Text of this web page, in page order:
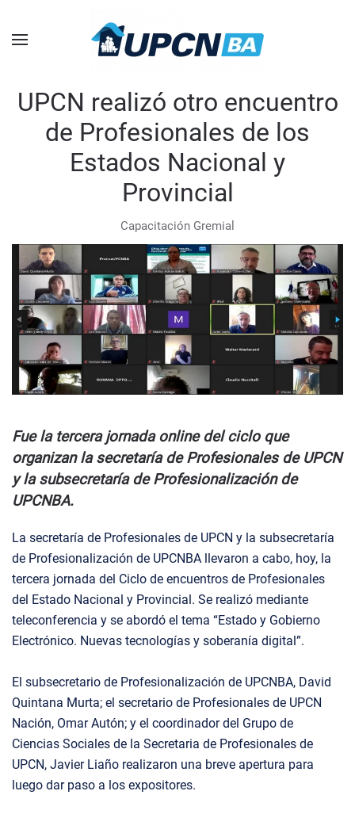
Skip to main content
UPCN realizó otro encuentro
de Profesionales de los
Estados Nacional y
Provincial
Capacitación Gremial
Fue la tercera jornada online del ciclo que
organizan la secretaría de Profesionales de UPCN
y la subsecretaría de Profesionalización de
UPCNBA.
La secretaría de Profesionales de UPCN y la subsecretaría
de Profesionalización de UPCNBA llevaron a cabo, hoy, la
tercera jornada del Ciclo de encuentros de Profesionales
del Estado Nacional y Provincial. Se realizó mediante
teleconferencia y se abordó el tema “Estado y Gobierno
Electrónico. Nuevas tecnologías y soberanía digital”.
El subsecretario de Profesionalización de UPCNBA, David
Quintana Murta; el secretario de Profesionales de UPCN
Nación, Omar Autón; y el coordinador del Grupo de
Ciencias Sociales de la Secretaria de Profesionales de
UPCN, Javier Liaño realizaron una breve apertura para
luego dar paso a los expositores.